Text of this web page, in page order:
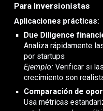
Para Inversionistas
Aplicaciones prácticas:
Due Diligence
Analiza rápidamente
por startups
Ejemplo: Verificar si
crecimiento son
Comparación de
Usa métricas